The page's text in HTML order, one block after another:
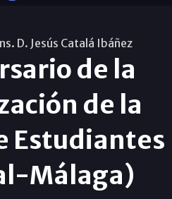
D. Jesús Catalá Ibáñez
de la
de la
Estudiantes
Málaga)